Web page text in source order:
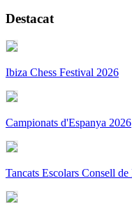
Destacat
Ibiza Chess Festival 2026
Campionats d'Espanya 2026
Tancats Escolars Consell